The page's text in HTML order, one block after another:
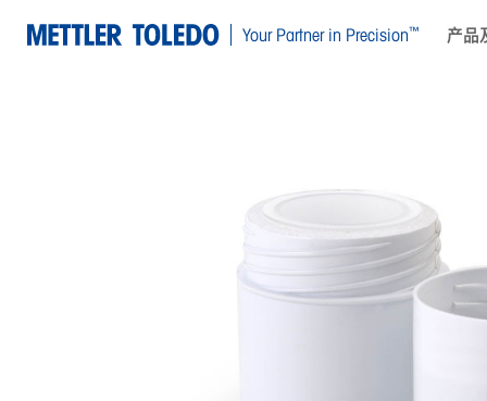
Your Partner in Precision™ 产品